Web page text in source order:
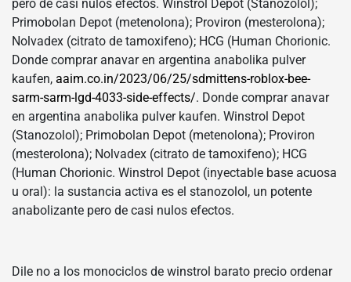
pero de casi nulos efectos. Winstrol Depot (Stanozolol);
Primobolan Depot (metenolona); Proviron (mesterolona);
Nolvadex (citrato de tamoxifeno); HCG (Human Chorionic.
Donde comprar anavar en argentina anabolika pulver
kaufen, aaim.co.in/2023/06/25/sdmittens-roblox-bee-
sarm-sarm-lgd-4033-side-effects/. Donde comprar anavar
en argentina anabolika pulver kaufen. Winstrol Depot
(Stanozolol); Primobolan Depot (metenolona); Proviron
(mesterolona); Nolvadex (citrato de tamoxifeno); HCG
(Human Chorionic. Winstrol Depot (inyectable base acuosa
u oral): la sustancia activa es el stanozolol, un potente
anabolizante pero de casi nulos efectos.
Dile no a los monociclos de winstrol barato precio ordenar